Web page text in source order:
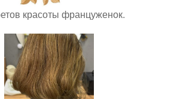
красоты француженок.